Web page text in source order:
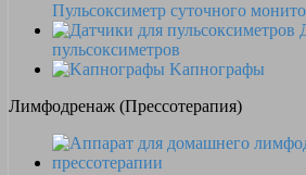
Пульсоксиметр суточного
пульсоксиметров
Kапнографы
Лимфодренаж (Прессотерапия)